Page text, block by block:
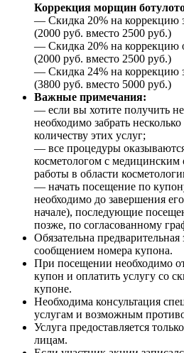
Коррекция морщин
— Скидка 20% на коррекцию
(2000 руб. вместо 2500 руб.)
— Скидка 20% на коррекцию
(2000 руб. вместо 2500 руб.)
— Скидка 24% на коррекцию
(3800 руб. вместо 5000 руб.)
Важные примечания:
— если вы хотите получить
необходимо забрать
количеству этих услуг;
— все процедуры
косметологом с медицинским
работы в области
— начать посещение по
необходимо до завершения
начале), последующие
позже, по согласованному
Обязательна
сообщением номера купона.
При посещении необходимо
купон и оплатить услугу со
купоне.
Необходима консультация
услугам и возможным
Услуга предоставляется
лицам.